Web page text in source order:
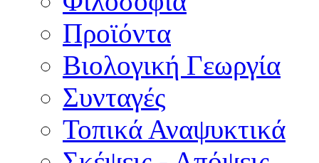
Προϊόντα
Βιολογική Γεωργία
Συνταγές
Τοπικά Αναψυκτικά